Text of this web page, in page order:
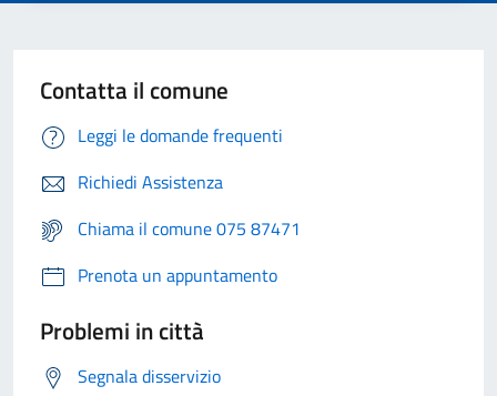
Contatta il comune
Leggi le domande frequenti
Richiedi Assistenza
Chiama il comune 075 87471
Prenota un appuntamento
Problemi in città
Segnala disservizio